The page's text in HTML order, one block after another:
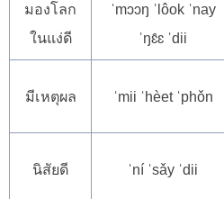
มองโลก
ในแง่ดี
ˈmɔɔŋ ˈlôok ˈnay
ˈŋɛ̂ɛ ˈdii
มีเหตุผล ˈmii ˈhèet ˈphǒn
นิสัยดี ˈní ˈsǎy ˈdii